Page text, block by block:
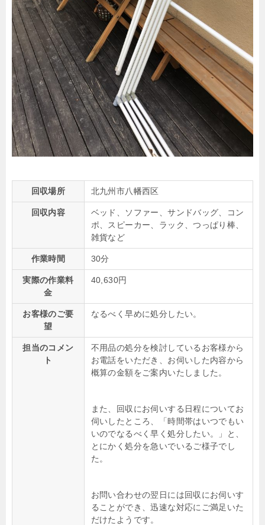
回収場所 北九州市八幡西区
回収内容
ベッド、ソファー、サンドバッグ、コン
ポ、スピーカー、ラック、つっぱり棒、
雑貨など
作業時間 30分
実際の作業料
金
40,630円
お客様のご要
望
なるべく早めに処分したい。
担当のコメン
ト
不用品の処分を検討しているお客様から
お電話をいただき、お伺いした内容から
概算の金額をご案内いたしました。
また、回収にお伺いする日程についてお
伺いしたところ、「時間帯はいつでもい
いのでなるべく早く処分したい。」と、
とにかく処分を急いでいるご様子でし
た。
お問い合わせの翌日には回収にお伺いす
ることができ、迅速な対応にご満足いた
だけたようです。